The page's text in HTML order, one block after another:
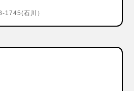
1745(石川）